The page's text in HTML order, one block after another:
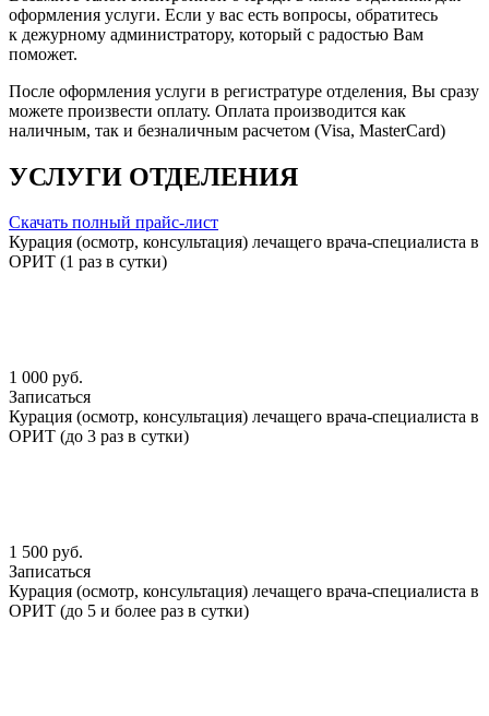
оформления услуги. Если у вас есть вопросы, обратитесь
к дежурному администратору, который с радостью Вам
поможет.
После оформления услуги в регистратуре отделения, Вы сразу
можете произвести оплату. Оплата производится как
наличным, так и безналичным расчетом (Visa, MasterCard)
УСЛУГИ ОТДЕЛЕНИЯ
Скачать полный прайс-лист
Курация (осмотр, консультация) лечащего врача-специалиста в
ОРИТ (1 раз в сутки)
1 000 руб.
Записаться
Курация (осмотр, консультация) лечащего врача-специалиста в
ОРИТ (до 3 раз в сутки)
1 500 руб.
Записаться
Курация (осмотр, консультация) лечащего врача-специалиста в
ОРИТ (до 5 и более раз в сутки)